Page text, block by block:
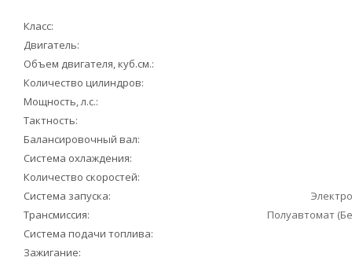
Класс:
Двигатель:
Объем двигателя, куб.см.:
Количество цилиндров:
Мощность, л.с.:
Тактность:
Балансировочный вал:
Система охлаждения:
Количество скоростей:
Система запуска:
Трансмиссия:
Полуавтомат
Система подачи топлива:
Зажигание: